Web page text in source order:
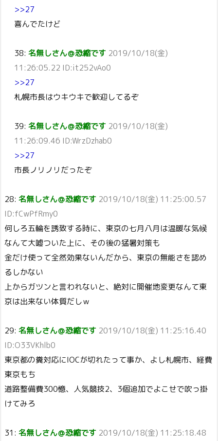
>>27
喜んでたけど
38: 名無しさん＠恐縮です 2019/10/18(金)
11:26:05.22 ID:it252vAo0
>>27
札幌市長はウキウキで歓迎してるぞ
39: 名無しさん＠恐縮です 2019/10/18(金)
11:26:09.46 ID:WrzDzhab0
>>27
市長ノリノリだったぞ
28: 名無しさん＠恐縮です 2019/10/18(金) 11:25:00.57
ID:fCwPfRmy0
何しろ五輪を誘致する時に、東京の七月八月は温暖な気候
なんて大嘘ついた上に、その後の猛暑対策も
金だけ使って全然効果ないんだから、東京の無能さを認め
るしかない
上からガツンと言われないと、絶対に開催地変更なんて東
京は出来ない体質だしｗ
29: 名無しさん＠恐縮です 2019/10/18(金) 11:25:16.40
ID:O33VKhlb0
東京都の糞対応にIOCが切れたって事か、よし札幌市、経費
東京もち
道路整備費300憶、人気競技2、3個追加でよこせで吹っ掛
けてみろ
31: 名無しさん＠恐縮です 2019/10/18(金) 11:25:18.48